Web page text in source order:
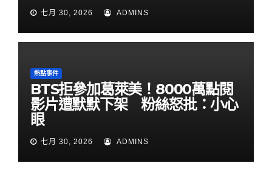
七月 30, 2026 ADMINS
熱點事件
BTS拒參加葛萊美！8000萬點閱
影片遭默默下架 粉絲怒批：小心
眼
七月 30, 2026 ADMINS